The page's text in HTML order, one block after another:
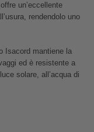
un’eccellente
rendendolo uno
Isacord mantiene la
ed è resistente a
solare, all’acqua di